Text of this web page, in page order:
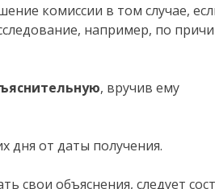
комиссии в том случае,
например, по
, вручив ему
дня от даты получения.
свои объяснения, следует